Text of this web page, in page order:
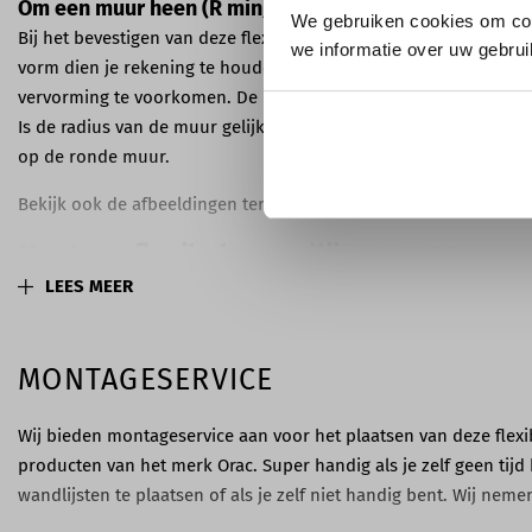
We gebruiken cookies om
we informatie over uw
Om een muur heen (R min)
Bij het bevestigen van deze flexibele wandlijst op een muur
vorm dien je rekening te houden met de 'R min' (minimale
vervorming te voorkomen. De minimale radius van de wandlijst
Is de radius van de muur gelijk aan of groter dan 70 cm? Dan
op de ronde muur.
Bekijk ook de afbeeldingen ter verduidelijking van de 'R min'.
Het monteren van een flexibele wandlijst vereist meer aandacht
DecoFix Ultra FX400. Met de DecoFiller FL300 kun je de
LEES MEER
MONTAGESERVICE
Wij bieden montageservice aan voor het plaatsen van deze
producten van het merk Orac. Super handig als je zelf geen
wandlijsten te plaatsen of als je zelf niet handig bent. Wij